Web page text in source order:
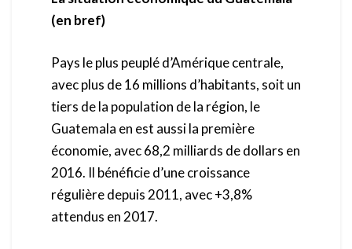
(en bref)
Pays le plus peuplé d’Amérique centrale,
avec plus de 16 millions d’habitants, soit un
tiers de la population de la région, le
Guatemala en est aussi la première
économie, avec 68,2 milliards de dollars en
2016. Il bénéficie d’une croissance
régulière depuis 2011, avec +3,8%
attendus en 2017.